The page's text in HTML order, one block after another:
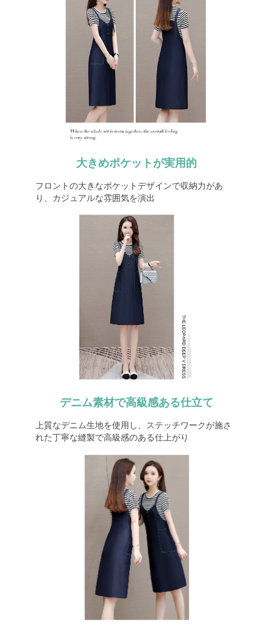
大きめポケットが実用的
フロントの大きなポケットデザインで収納力があ
り、カジュアルな雰囲気を演出
デニム素材で高級感ある仕立て
上質なデニム生地を使用し、ステッチワークが施さ
れた丁寧な縫製で高級感のある仕上がり